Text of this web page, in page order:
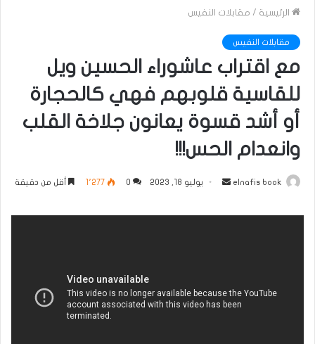
الرئيسية / مقابلات النفيس
مقابلات النفيس
مع اقتراب عاشوراء الحسين ويل
للقاسية قلوبهم فهي كالحجارة
أو أشد قسوة يعانون جلاخة القلب
وانعدام الحس!!!
elnafis book
أرسل
إلكترونيا
يوليو 18, 2023 0 1٬277 أقل من دقيقة